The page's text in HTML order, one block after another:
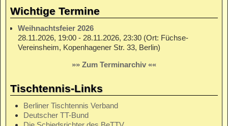
Wichtige Termine
Weihnachtsfeier 2026
28.11.2026, 19:00 - 28.11.2026, 23:30 (Ort: Füchse-
Vereinsheim, Kopenhagener Str. 33, Berlin)
»» Zum Terminarchiv ««
Tischtennis-Links
Berliner Tischtennis Verband
Deutscher TT-Bund